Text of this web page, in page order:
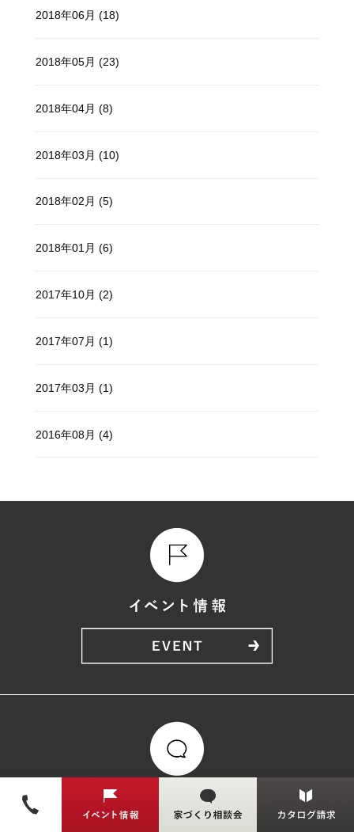
2018年06月 (18)
2018年05月 (23)
2018年04月 (8)
2018年03月 (10)
2018年02月 (5)
2018年01月 (6)
2017年10月 (2)
2017年07月 (1)
2017年03月 (1)
2016年08月 (4)